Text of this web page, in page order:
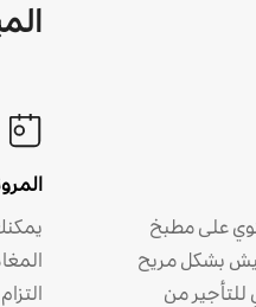
على مطبخ
بشكل مريح
للتأجير من